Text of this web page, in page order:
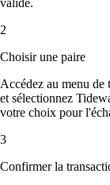
validé.
2
Choisir une paire
Accédez au menu de
et sélectionnez
votre choix pour
3
Confirmer la